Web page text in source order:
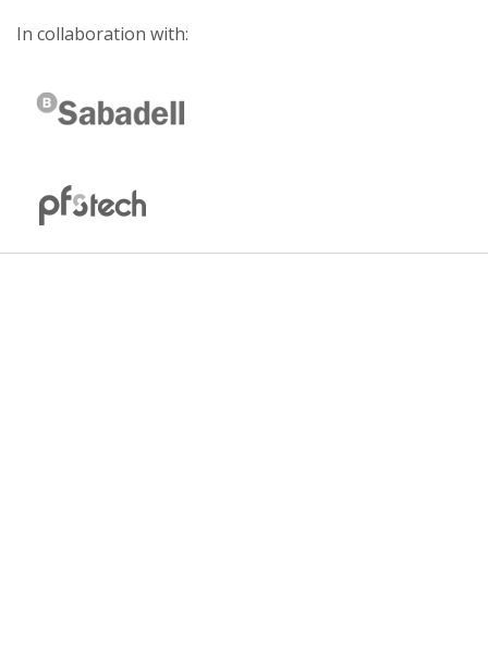
In collaboration with: